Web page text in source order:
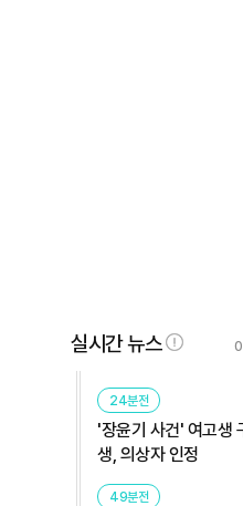
실시간 뉴스
24분전
'장윤기 사건' 여고생
생, 의상자 인정
49분전